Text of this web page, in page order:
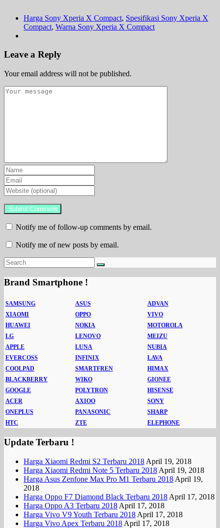
Harga Sony Xperia X Compact, Spesifikasi Sony Xperia X
Compact, Warna Sony Xperia X Compact
Leave a Reply
Your email address will not be published.
Notify me of follow-up comments by email.
Notify me of new posts by email.
Brand Smartphone !
SAMSUNG ASUS
ADVAN
XIAOMI
OPPO
VIVO
HUAWEI
NOKIA
MOTOROLA
LG
LENOVO
MEIZU
APPLE
LUNA
NUBIA
EVERCOSS
INFINIX
LAVA
COOLPAD
SMARTFREN
HIMAX
BLACKBERRY
WIKO
GIONEE
GOOGLE
POLYTRON
HISENSE
ACER
AXIOO
SONY
ONEPLUS
PANASONIC
SHARP
HTC
ZTE ELEPHONE
Update Terbaru !
Harga Xiaomi Redmi S2 Terbaru 2018 April 19, 2018
Harga Xiaomi Redmi Note 5 Terbaru 2018 April 19, 2018
Harga Asus Zenfone Max Pro M1 Terbaru 2018 April 19,
2018
Harga Oppo F7 Diamond Black Terbaru 2018 April 17, 2018
Harga Oppo A3 Terbaru 2018 April 17, 2018
Harga Vivo V9 Youth Terbaru 2018 April 17, 2018
Harga Vivo Apex Terbaru 2018 April 17, 2018